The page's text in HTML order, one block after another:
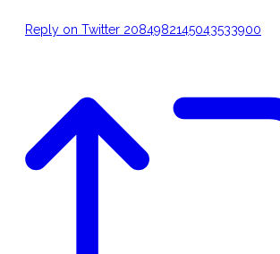
Reply on Twitter 2084982145043533900